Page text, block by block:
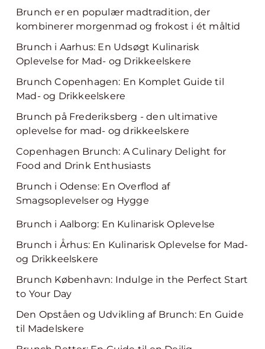
Brunch er en populær madtradition, der
kombinerer morgenmad og frokost i ét måltid
Brunch i Aarhus: En Udsøgt Kulinarisk
Oplevelse for Mad- og Drikkeelskere
Brunch Copenhagen: En Komplet Guide til
Mad- og Drikkeelskere
Brunch på Frederiksberg - den ultimative
oplevelse for mad- og drikkeelskere
Copenhagen Brunch: A Culinary Delight for
Food and Drink Enthusiasts
Brunch i Odense: En Overflod af
Smagsoplevelser og Hygge
Brunch i Aalborg: En Kulinarisk Oplevelse
Brunch i Århus: En Kulinarisk Oplevelse for Mad-
og Drikkeelskere
Brunch København: Indulge in the Perfect Start
to Your Day
Den Opståen og Udvikling af Brunch: En Guide
til Madelskere